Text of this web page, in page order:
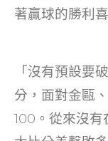
著贏球的勝利
「沒有預設要
分，面對金甌
100。從來沒有